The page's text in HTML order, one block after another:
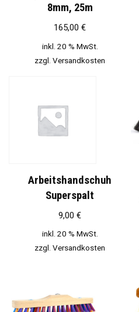
8mm, 25m
165,00 €
inkl. 20 % MwSt.
zzgl. Versandkosten
Arbeitshandschuh
Superspalt
9,00 €
inkl. 20 % MwSt.
zzgl. Versandkosten